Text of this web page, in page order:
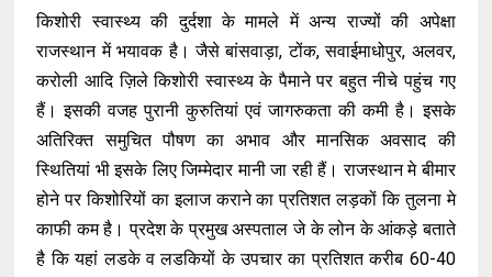
किशोरी स्वास्थ्य की दुर्दशा के मामले में अन्य राज्यों की अपेक्षा
राजस्थान में भयावक है। जैसे बांसवाड़ा, टोंक, सवाईमाधोपुर, अलवर,
करोली आदि ज़िले किशोरी स्वास्थ्य के पैमाने पर बहुत नीचे पहुंच गए
हैं। इसकी वजह पुरानी कुरुतियां एवं जागरुकता की कमी है। इसके
अतिरिक्त समुचित पौषण का अभाव और मानसिक अवसाद की
स्थितियां भी इसके लिए जिम्मेदार मानी जा रही हैं। राजस्थान मे बीमार
होने पर किशोरियों का इलाज कराने का प्रतिशत लड़कों कि तुलना मे
काफी कम है। प्रदेश के प्रमुख अस्पताल जे के लोन के आंकड़े बताते
है कि यहां लडके व लडकियों के उपचार का प्रतिशत करीब 60-40